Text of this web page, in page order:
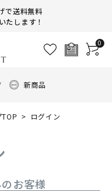
で送料無料
たします！
0
新商品
ログイン
お客様